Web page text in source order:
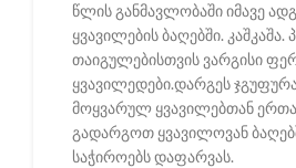
წლის განმავლობაში იმავე
ყვავილების ბაღებში. კაშკაშა.
თაიგულებისთვის ვარგისი
ყვავილედები.დარგეს
მოყვარულ ყვავილებთან
გადარგოთ ყვავილოვან
საჭიროებს დაფარვას.